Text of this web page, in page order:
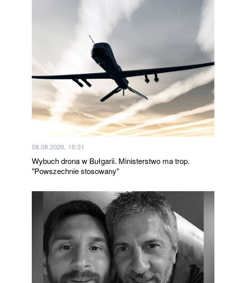
08.08.2026, 16:31
Wybuch drona w Bułgarii. Ministerstwo ma trop.
"Powszechnie stosowany"